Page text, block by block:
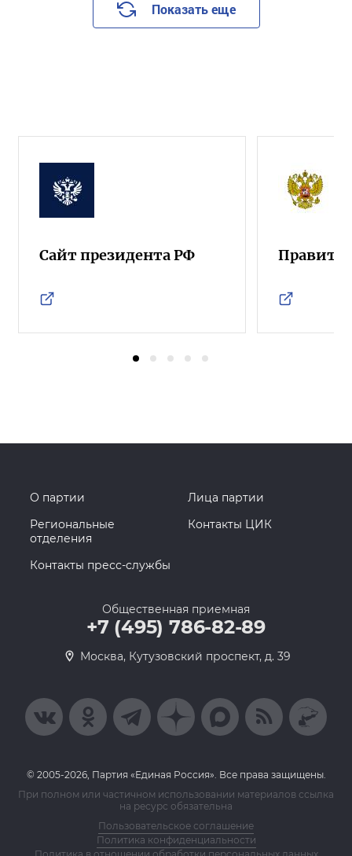
Показать еще
Сайт президента РФ
О партии
Лица партии
Региональные
отделения
Контакты ЦИК
Контакты пресс-службы
Общественная приемная
+7 (495) 786-82-89
Москва, Кутузовский проспект, д. 39
© 2005-2026, Партия «Единая Россия». Все права защищены.
При полном или частичном использовании материалов ссылка
на ресурс обязательна
Пользовательское соглашение
Политика конфиденциальности